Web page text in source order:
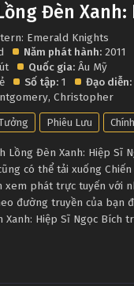
Đèn Xanh:
Emerald Knights
Năm phát hành: 2011
Quốc gia: Âu Mỹ
Số tập: 1
Đạo diễn:
, Christopher
Phiêu Lưu
Lồng Đèn Xanh: Hiệp Sĩ
có thể tải xuống
phát trực tuyến với
đường truyền của bạn
Xanh: Hiệp Sĩ Ngọc